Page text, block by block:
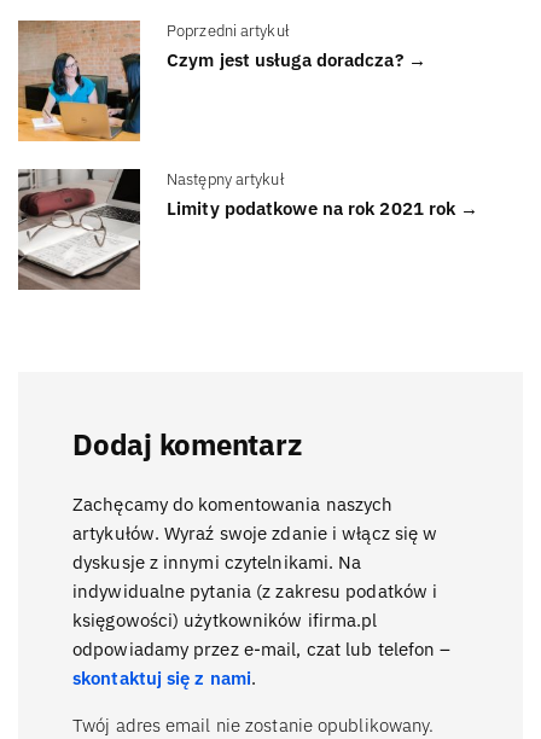
Poprzedni artykuł
Czym jest usługa doradcza? →
Następny artykuł
Limity podatkowe na rok 2021 rok →
Dodaj komentarz
Zachęcamy do komentowania naszych
artykułów. Wyraź swoje zdanie i włącz się w
dyskusje z innymi czytelnikami. Na
indywidualne pytania (z zakresu podatków i
księgowości) użytkowników ifirma.pl
odpowiadamy przez e-mail, czat lub telefon –
skontaktuj się z nami.
Twój adres email nie zostanie opublikowany.